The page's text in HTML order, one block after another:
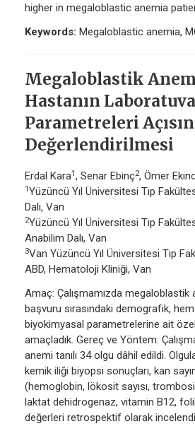
higher in megaloblastic anemia
Keywords: Megaloblastic anemia,
Megaloblastik
Hastanın
Parametreleri
Değerlendirilmesi
Erdal Kara1, Senar Ebinç2, Ömer
1Yüzüncü Yıl Üniversitesi Tıp
Dalı, Van
2Yüzüncü Yıl Üniversitesi Tıp
Anabilim Dalı, Van
3Van Yüzüncü Yıl Üniversitesi Tıp
ABD, Hematoloji Kliniği, Van
Amaç: Çalışmamızda megaloblastik
başvuru sırasındaki demografik,
biyokimyasal parametrelerine ait
amaçladık. Gereç ve Yöntem:
anemi tanılı 34 olgu dâhil edildi.
kemik iliği biyopsi sonuçları, kan
(hemoglobin, lökosit sayısı, trombosit
laktat dehidrogenaz, vitamin B12,
değerleri retrospektif olarak